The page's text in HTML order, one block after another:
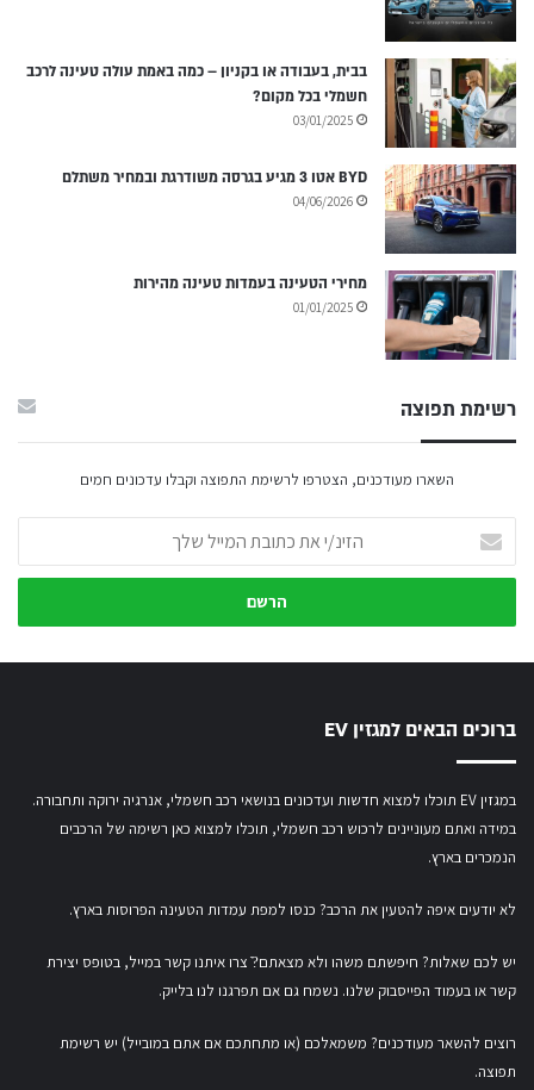
בבית, בעבודה או בקניון – כמה באמת עולה טעינה לרכב
חשמלי בכל מקום?
03/01/2025
BYD אטו 3 מגיע בגרסה משודרגת ובמחיר משתלם
04/06/2026
מחירי הטעינה בעמדות טעינה מהירות
01/01/2025
רשימת תפוצה
השארו מעודכנים, הצטרפו לרשימת התפוצה וקבלו עדכונים חמים
את
כתובת
שלך
ברוכים הבאים למגזין EV
במגזין EV תוכלו למצוא חדשות ועדכונים בנושאי רכב חשמלי, אנרגיה ירוקה ותחבורה.
במידה ואתם מעוניינים לרכוש רכב חשמלי, תוכלו למצוא כאן רשימה של הרכבים
הנמכרים בארץ.
לא יודעים איפה להטעין את הרכב? כנסו למפת עמדות הטעינה הפרוסות בארץ.
יש לכם שאלות? חיפשתם משהו ולא מצאתם?ֿ צרו איתנו קשר במייל, בטופס יצירת
קשראובעמוד הפייסבוק שלנו. נשמח גם אם תפרגנו לנו בלייק.
רוצים להשאר מעודכנים? משמאלכם (או מתחתכם אם אתם במובייל) יש רשימת
תפוצה.